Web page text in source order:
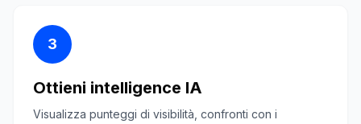
3
Ottieni intelligence IA
Visualizza punteggi di visibilità, confronti con i